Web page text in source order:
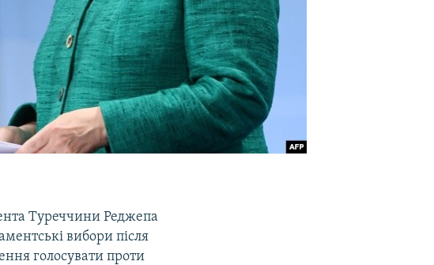
Туреччини Реджепа
вибори після
голосувати проти